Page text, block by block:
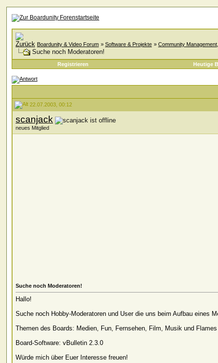
Boardunity & Video Forum » Software & Projekte » Community
Suche noch Moderatoren!
Registrieren Heutige
22.07.2003, 00:12
scanjack
neues Mitglied
Suche noch Moderatoren!
Hallo!
Suche noch Hobby-Moderatoren und User die uns beim Aufbau eines
Themen des Boards: Medien, Fun, Fernsehen, Film, Musik und Flames
Board-Software: vBulletin 2.3.0
Würde mich über Euer Interesse freuen!